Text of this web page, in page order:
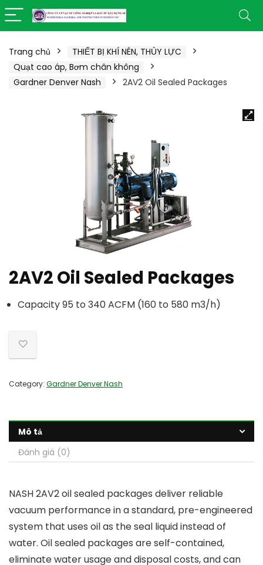
Trang chủ
THIẾT BỊ KHÍ NÉN, THỦY LỰC
Quạt cao áp, Bơm chân không
Gardner Denver Nash
2AV2 Oil Sealed Packages
2AV2 Oil Sealed Packages
Capacity 95 to 340 ACFM (160 to 580 m3/h)
Category: Gardner Denver Nash
Mô tả
Đánh giá (0)
NASH 2AV2 oil sealed packages deliver reliable
vacuum performance in a standard, pre-engineered
system that uses oil as the seal liquid instead of
water. Oil sealed packages are self-contained,
eliminate water usage and disposal costs, and can